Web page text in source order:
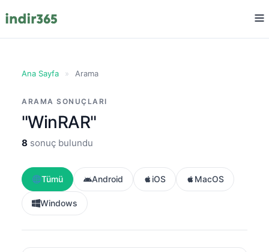
Ana Sayfa » Arama
ARAMA SONUÇLARI
"WinRAR"
8 sonuç bulundu
Tümü Android iOS MacOS
Windows